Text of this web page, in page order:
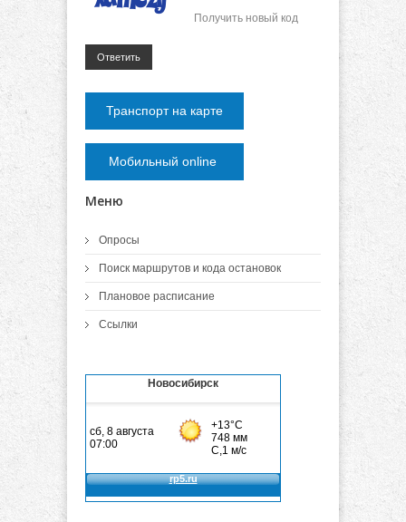
Получить новый код
Ответить
Транспорт на карте
Мобильный online
Меню
Опросы
Поиск маршрутов и кода остановок
Плановое расписание
Ссылки
Новосибирск